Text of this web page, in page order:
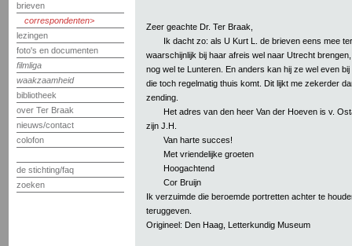
brieven
correspondenten
lezingen
foto's en documenten
filmliga
waakzaamheid
bibliotheek
over Ter Braak
nieuws/contact
colofon
de stichting/faq
zoeken
Zeer geachte Dr. Ter Braak,
Ik dacht zo: als U Kurt L. de brieven eens mee
waarschijnlijk bij haar afreis wel naar Utrecht
nog wel te Lunteren. En anders kan hij ze wel even
die toch regelmatig thuis komt. Dit lijkt me zekerder
zending.
Het adres van den heer Van der Hoeven is v.
zijn J.H.
Van harte succes!
Met vriendelijke groeten
Hoogachtend
Cor Bruijn
Ik verzuimde die beroemde portretten achter te
teruggeven.
Origineel: Den Haag, Letterkundig Museum